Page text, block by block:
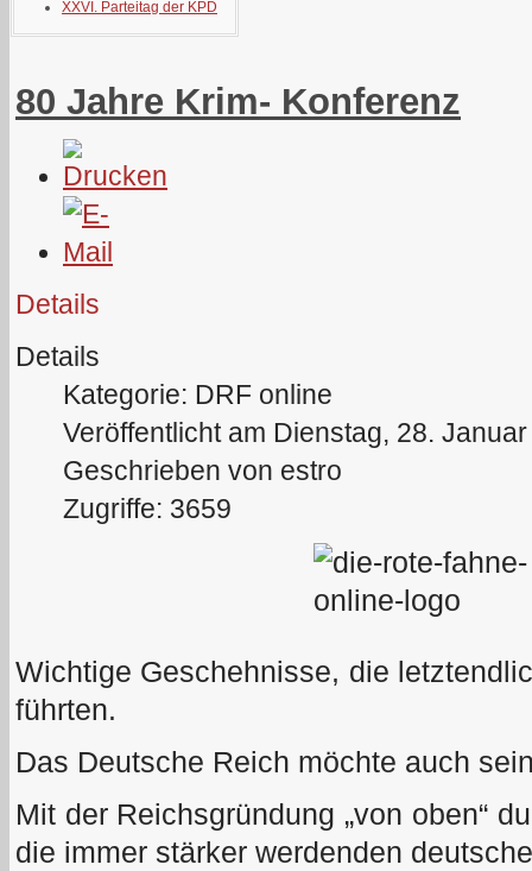
XXVI. Parteitag der KPD
80 Jahre Krim- Konferenz
Details
Details
Kategorie: DRF online
Veröffentlicht am Dienstag, 28.
Geschrieben von estro
Zugriffe: 3659
Wichtige Geschehnisse, die
führten.
Das Deutsche Reich möchte auch
Mit der Reichsgründung „von oben“
die immer stärker werdenden